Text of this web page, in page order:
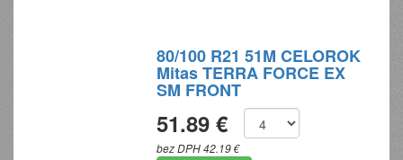
80/100 R21 51M CELOROK
Mitas TERRA FORCE EX
SM FRONT
51.89 €
bez DPH 42.19 €